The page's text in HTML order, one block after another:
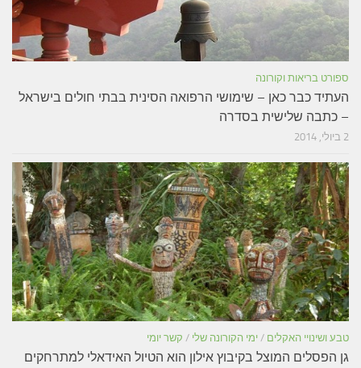
ספורט בריאות וקורונה
העתיד כבר כאן – שימושי הרפואה הסינית בבתי חולים בישראל
– כתבה שלישית בסדרה
2 ביולי, 2014
טבע ושינויי האקלים / ימי הקורונה שלי / קשר יומי
גן הפסלים המוצל בקיבוץ אילון הוא הטיול האידאלי למתרחקים